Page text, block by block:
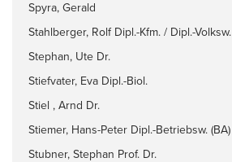
Spyra, Gerald
Stahlberger, Rolf Dipl.-Kfm. / Dipl.-Volksw.
Stephan, Ute Dr.
Stiefvater, Eva Dipl.-Biol.
Stiel , Arnd Dr.
Stiemer, Hans-Peter Dipl.-Betriebsw. (BA)
Stubner, Stephan Prof. Dr.